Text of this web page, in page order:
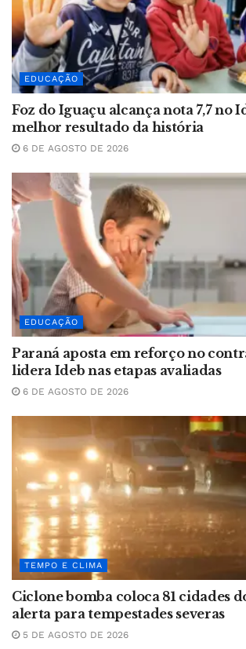
EDUCAÇÃO
Foz do Iguaçu alcança nota 7,7 no
melhor resultado da história
6 DE AGOSTO DE 2026
EDUCAÇÃO
Paraná aposta em reforço no
lidera Ideb nas etapas avaliadas
6 DE AGOSTO DE 2026
TEMPO E CLIMA
Ciclone bomba coloca 81 cidades
alerta para tempestades severas
5 DE AGOSTO DE 2026